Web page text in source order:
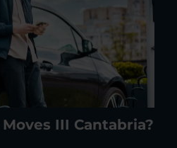
III Cantabria?